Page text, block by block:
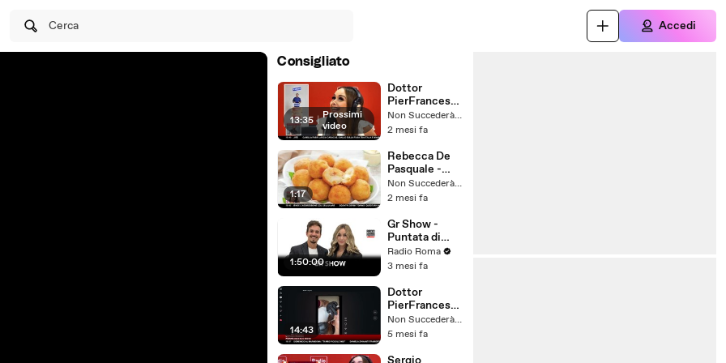
Cerca Accedi
Consigliato
13:35 | Prossimi
video
Dottor
PierFrancesc
o Bove -
Sabato 23
Non Succederà Più
2 mesi fa
1:17
Rebecca De
Pasquale -
Sabato 30
Maggio 2026
Non Succederà Più
2 mesi fa
1:50:00
Gr Show -
Puntata di
Lunedì 11
Maggio 2026
Radio Roma
3 mesi fa
14:43
Dottor
PierFrancesc
o Bove -
Sabato 14
Non Succederà Più
5 mesi fa